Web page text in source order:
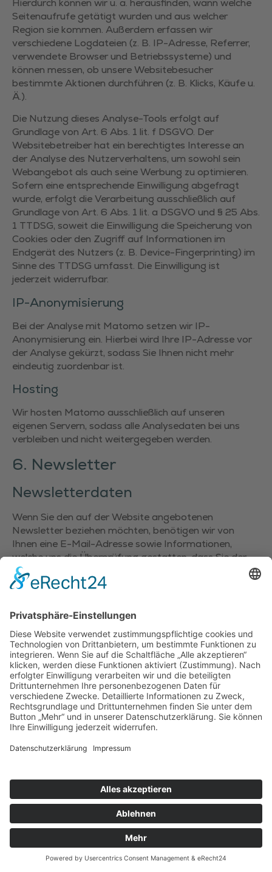
Hierdurch können wir u. a. herausfinden, wann welche
Seitenaufrufe getätigt wurden und aus welcher
Region sie kommen. Außerdem erfassen wir
verschiedene Logdateien (z. B. IP-Adresse, Referrer,
verwendete Browser und Betriebssysteme) und
können messen, ob unsere Websitebesucher
bestimmte Aktionen durchführen (z. B. Klicks, Käufe u.
Ä.).
Die Nutzung dieses Analyse-Tools erfolgt auf
Grundlage von Art. 6 Abs. 1 lit. f DSGVO. Der
Websitebetreiber hat ein berechtigtes Interesse an
der Analyse des Nutzerverhaltens, um sowohl sein
Webangebot als auch seine Werbung zu optimieren.
Sofern eine entsprechende Einwilligung abgefragt
wurde, erfolgt die Verarbeitung ausschließlich auf
Grundlage von Art. 6 Abs. 1 lit. a DSGVO und § 25 Abs.
1 TTDSG, soweit die Einwilligung die Speicherung von
Cookies oder den Zugriff auf Informationen im
Endgerät des Nutzers (z. B. Device-Fingerprinting) im
Sinne des TTDSG umfasst. Die Einwilligung ist
jederzeit widerrufbar.
IP-Anonymisierung
Bei der Analyse mit Matomo setzen wir IP-
Anonymisierung ein. Hierbei wird Ihre IP-Adresse vor
der Analyse gekürzt, sodass Sie Ihnen nicht mehr
eindeutig zuordenbar ist.
Hosting
Wir hosten Matomo ausschließlich auf unseren
eigenen Servern, sodass alle Analysedaten bei uns
verbleiben und nicht weitergegeben werden.
6. Newsletter
Newsletter­daten
Wenn Sie den auf der Website angebotenen
Newsletter beziehen möchten, benötigen wir von
Ihnen eine E-Mail-Adresse sowie Informationen,
welche uns die Überprüfung gestatten, dass Sie der
Inhaber der angegebenen E-Mail-Adresse und mit
dem Empfang des Newsletters einverstanden sind.
Basis erhoben. Für die Abwicklung der Newsletter
nutzen wir Newsletterdiensteanbieter, die
nachfolgend beschrieben werden.
Mailchimp mit deaktivierter
Erfolgsmessung
Diese Website nutzt die Dienste von Mailchimp für den
Versand von Newslettern. Anbieter ist die Rocket
Science Group LLC, 675 Ponce De Leon Ave NE, Suite
5000, Atlanta, GA 30308, USA.
Newslettern organisiert werden kann. Wenn Sie Daten
zum Zwecke des Newsletterbezugs eingeben (z. B. E-
Mail-Adresse), werden diese auf den Servern von
Mailchimp in den USA gespeichert. Wir haben die
Erfolgsmessung bei Mailchimp deaktiviert, sodass
Mailchimp ihr Verhalten beim Öffnen unserer
Newsletter nicht auswerten wird.